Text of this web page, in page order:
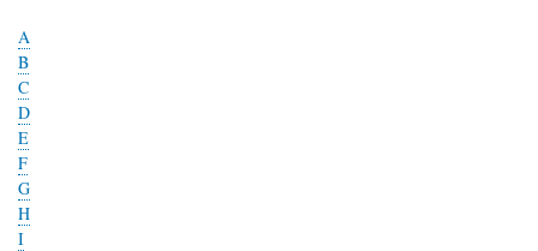
A
B
C
D
E
F
G
H
I